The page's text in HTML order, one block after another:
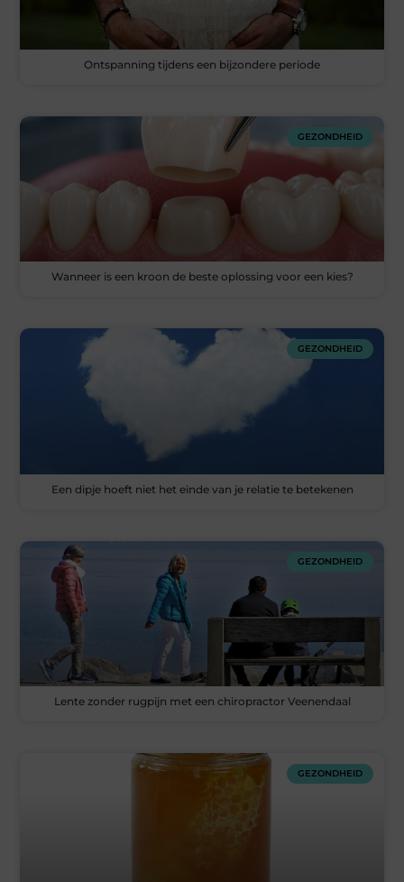
Ontspanning tijdens een bijzondere periode
GEZONDHEID
Wanneer is een kroon de beste oplossing voor een kies?
GEZONDHEID
Een dipje hoeft niet het einde van je relatie te betekenen
GEZONDHEID
Lente zonder rugpijn met een chiropractor Veenendaal
GEZONDHEID